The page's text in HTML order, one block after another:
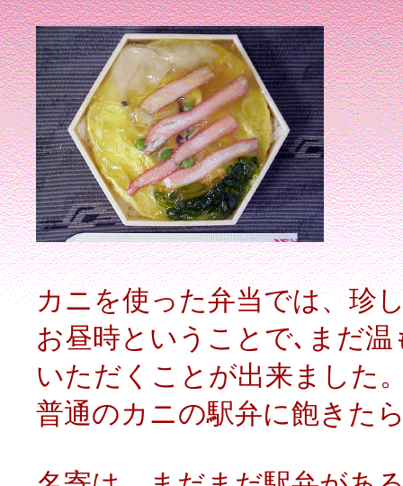
カニを使った弁当では、珍
お昼時ということで､まだ
いただくことが出来ました
普通のカニの駅弁に飽きた